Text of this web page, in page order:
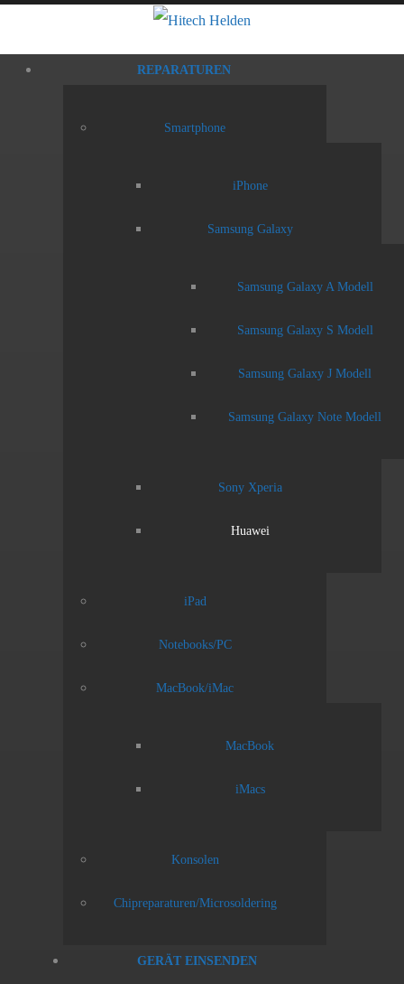
REPARATUREN
Smartphone
iPhone
Samsung Galaxy
Samsung Galaxy A Modell
Samsung Galaxy S Modell
Samsung Galaxy J Modell
Samsung Galaxy Note Modell
Sony Xperia
Huawei
iPad
Notebooks/PC
MacBook/iMac
MacBook
iMacs
Konsolen
Chipreparaturen/Microsoldering
GERÄT EINSENDEN